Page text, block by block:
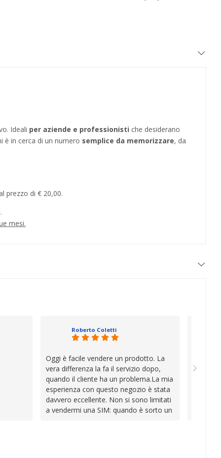
Ideali per aziende e professionisti che desiderano
è in cerca di un numero semplice da memorizzare, da
prezzo di € 20,00.
mesi.
Roberto Coletti
Oggi è facile vendere un prodotto. La
vera differenza la fa il servizio dopo,
quando il cliente ha un problema.La mia
esperienza con questo negozio è stata
davvero eccellente. Non si sono limitati
a vendermi una SIM: quando è sorto un
sono